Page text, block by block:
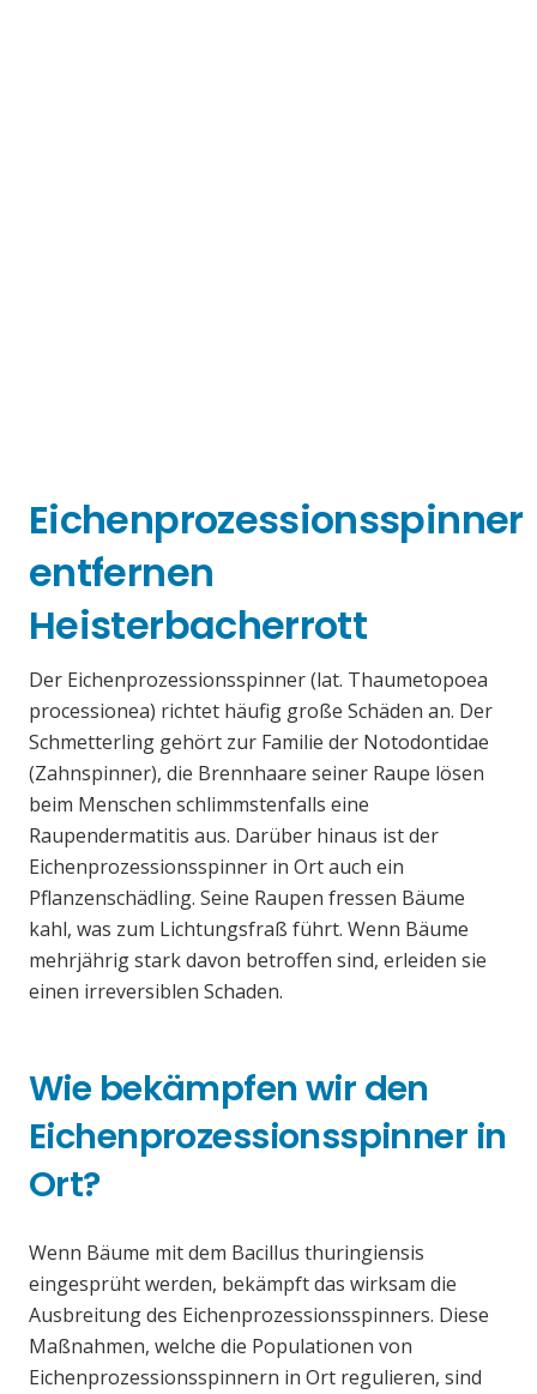
Eichenprozessionsspinner
entfernen
Heisterbacherrott
Der Eichenprozessionsspinner (lat. Thaumetopoea
processionea) richtet häufig große Schäden an. Der
Schmetterling gehört zur Familie der Notodontidae
(Zahnspinner), die Brennhaare seiner Raupe lösen
beim Menschen schlimmstenfalls eine
Raupendermatitis aus. Darüber hinaus ist der
Eichenprozessionsspinner in Ort auch ein
Pflanzenschädling. Seine Raupen fressen Bäume
kahl, was zum Lichtungsfraß führt. Wenn Bäume
mehrjährig stark davon betroffen sind, erleiden sie
einen irreversiblen Schaden.
Wie bekämpfen wir den
Eichenprozessionsspinner in
Ort?
Wenn Bäume mit dem Bacillus thuringiensis
eingesprüht werden, bekämpft das wirksam die
Ausbreitung des Eichenprozessionsspinners. Diese
Maßnahmen, welche die Populationen von
Eichenprozessionsspinnern in Ort regulieren, sind